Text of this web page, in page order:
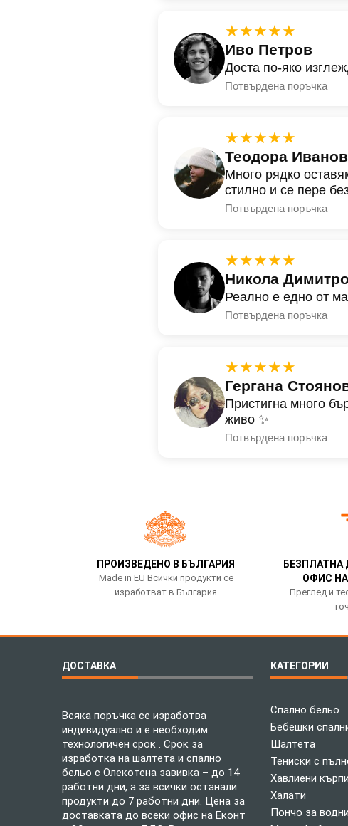
★★★★★
Иво Петров
Доста по-яко
Потвърдена поръчка
★★★★★
Теодора
Много рядко
стилно и се пере
Потвърдена поръчка
★★★★★
Никола
Реално е едно от
Потвърдена поръчка
★★★★★
Гергана
Пристигна много
живо ✨
Потвърдена поръчка
ПРОИЗВЕДЕНО В БЪЛГАРИЯ
Made in EU Всички продукти се
изработват в България
БЕЗПЛАТНА
ОФИС
Преглед и
ДОСТАВКА
Всяка поръчка се изработва
индивидуално и е необходим
технологичен срок . Срок за
изработка на шалтета и спално
бельо с Олекотена завивка – до 14
работни дни, а за всички останали
продукти до 7 работни дни. Цена за
доставката до всеки офис на Еконт
КАТЕГОРИИ
Спално бельо
Бебешки
Шалтета
Тениски с
Хавлиени кърпи
Халати
Пончо за